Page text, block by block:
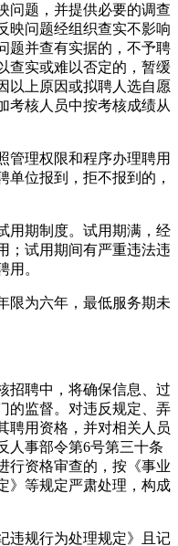
问题，并提供必要的调查
映问题经组织查实不影响
题并查有实据的，不予聘
查实或难以否定的，暂缓
以上原因或拟聘人选自愿
考核人员中按考核成绩从
理权限和程序办理聘用
单位报到，拒不报到的，
期制度。试用期满，经
；试用期间有严重违法违
用。
为六年，最低服务期未
聘中，将确保信息、过
的监督。对违反规定、弄
聘用资格，并对相关人员
人事部令第6号第三十条
行资格审查的，按《事业
》等规定严肃处理，构成
规行为处理规定》且记